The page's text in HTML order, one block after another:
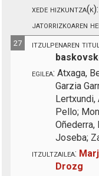
xede hizkuntza(k):
jatorrizkoaren
27 itzulpenaren
egilea: Atxaga,
Garzia
Pello;
Oñederra,
Joseba;
itzultzailea:
Drozg